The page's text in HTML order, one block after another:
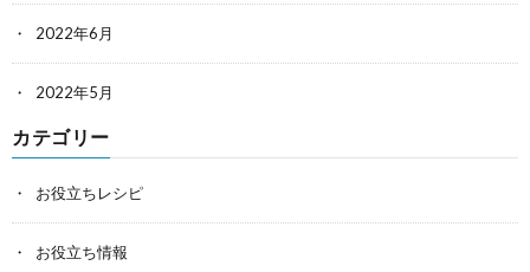
2022年6月
2022年5月
カテゴリー
お役立ちレシピ
お役立ち情報